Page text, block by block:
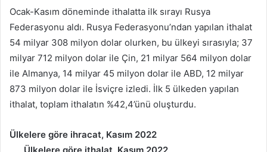
Ocak-Kasım döneminde ithalatta ilk sırayı Rusya
Federasyonu aldı. Rusya Federasyonu’ndan yapılan ithalat
54 milyar 308 milyon dolar olurken, bu ülkeyi sırasıyla; 37
milyar 712 milyon dolar ile Çin, 21 milyar 564 milyon dolar
ile Almanya, 14 milyar 45 milyon dolar ile ABD, 12 milyar
873 milyon dolar ile İsviçre izledi. İlk 5 ülkeden yapılan
ithalat, toplam ithalatın %42,4’ünü oluşturdu.
Ülkelere göre ihracat, Kasım 2022
Ülkelere göre ithalat, Kasım 2022